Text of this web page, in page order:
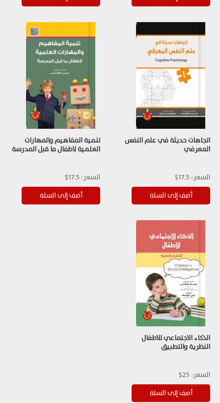
اتجاهات حديثة في علم النفس
المعرفي
السعر: 17.5$
تنمية المفاهيم والمهارات
العلمية لاطفال ما قبل المدرسة
السعر: 17.5$
الذكاء الاجتماعي للاطفال
النظرية والتطبيق
السعر: 25$